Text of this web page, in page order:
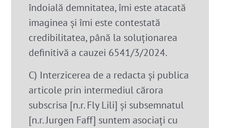
îndoială demnitatea, îmi este atacată
imaginea şi îmi este contestată
credibilitatea, până la soluţionarea
definitivă a cauzei 6541/3/2024.
C) Interzicerea de a redacta şi publica
articole prin intermediul cărora
subscrisa [n.r. Fly Lili] şi subsemnatul
[n.r. Jurgen Faff] suntem asociaţi cu